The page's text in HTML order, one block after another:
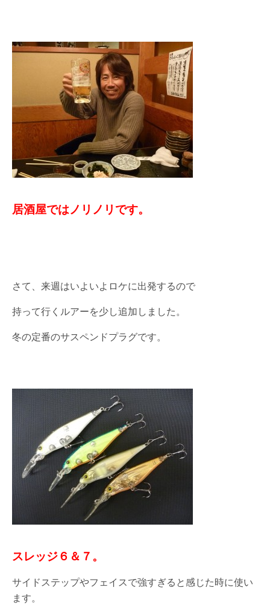
居酒屋ではノリノリです。
さて、来週はいよいよロケに出発するので
持って行くルアーを少し追加しました。
冬の定番のサスペンドプラグです。
スレッジ６＆７。
サイドステップやフェイスで強すぎると感じた時に使い
ます。